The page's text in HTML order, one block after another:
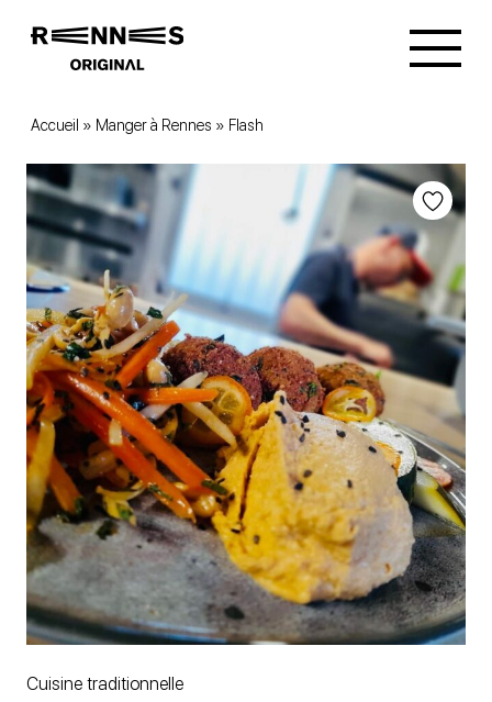
Accueil » Manger à Rennes » Flash
Cuisine traditionnelle